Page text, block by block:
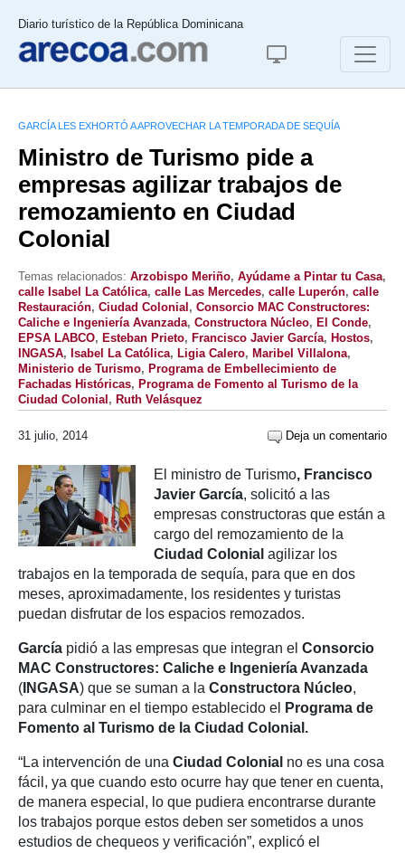
Diario turístico de la República Dominicana
GARCÍA LES EXHORTÓ A APROVECHAR LA TEMPORADA DE SEQUÍA
Ministro de Turismo pide a
empresas agilizar trabajos de
remozamiento en Ciudad
Colonial
Temas relacionados: Arzobispo Meriño, Ayúdame a Pintar tu Casa,
calle Isabel La Católica, calle Las Mercedes, calle Luperón, calle
Restauración, Ciudad Colonial , Consorcio MAC Constructores:
Caliche e Ingeniería Avanzada, Constructora Núcleo, El Conde,
EPSA LABCO, Esteban Prieto, Francisco Javier García, Hostos,
INGASA, Isabel La Católica, Ligia Calero, Maribel Villalona,
Ministerio de Turismo, Programa de Embellecimiento de
Fachadas Históricas, Programa de Fomento al Turismo de la
Ciudad Colonial , Ruth Velásquez
31 julio, 2014 Deja un comentario
El ministro de Turismo, Francisco
Javier García, solicitó a las
empresas constructoras que están a
cargo del remozamiento de la
Ciudad Colonial agilizar los
trabajos en la temporada de sequía, para que en dos
meses, aproximadamente, los residentes y turistas
puedan disfrutar de los espacios remozados.
García pidió a las empresas que integran el Consorcio
MAC Constructores: Caliche e Ingeniería Avanzada
( INGASA) que se suman a la Constructora Núcleo,
para culminar en el tiempo establecido el
Programa de
Fomento al Turismo de la Ciudad Colonial.
“La intervención de una Ciudad Colonial no es una cosa
fácil, ya que cuando esto ocurre hay que tener en cuenta,
de manera especial, lo que pudiera encontrarse durante
los trabajos porque estos deben ser sometidos a unos
estudios de chequeos y verificación”, explicó el